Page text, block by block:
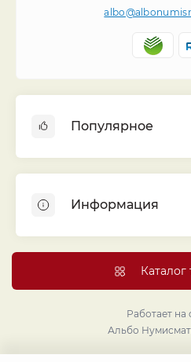
Популярное
Монеты
Банкноты
Листы для монет
Капсулы и холдеры
Проекты издательства
Информация
Договор публичной
Политика
Правовой раздел
Продавайте монеты и
Каталог
Работает на
Альбо